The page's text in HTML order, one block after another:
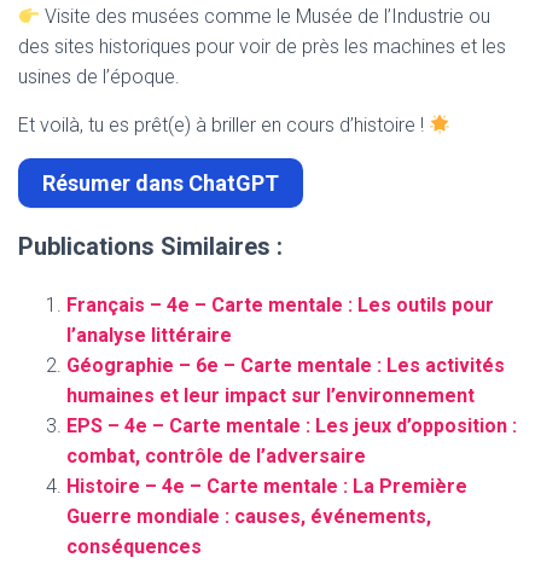
Visite des musées comme le Musée de l’Industrie ou
des sites historiques pour voir de près les machines et les
usines de l’époque.
Et voilà, tu es prêt(e) à briller en cours d’histoire !
Résumer dans ChatGPT
Publications Similaires :
Français – 4e – Carte mentale : Les outils pour
l’analyse littéraire
Géographie – 6e – Carte mentale : Les activités
humaines et leur impact sur l’environnement
EPS – 4e – Carte mentale : Les jeux d’opposition :
combat, contrôle de l’adversaire
Histoire – 4e – Carte mentale : La Première
Guerre mondiale : causes, événements,
conséquences